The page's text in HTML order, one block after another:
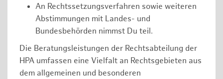
An Rechtssetzungsverfahren sowie weiteren
Abstimmungen mit Landes- und
Bundesbehörden nimmst Du teil.
Die Beratungsleistungen der Rechtsabteilung der
HPA umfassen eine Vielfalt an Rechtsgebieten aus
dem allgemeinen und besonderen